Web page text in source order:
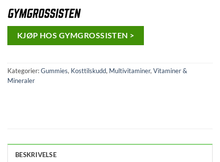
KJØP HOS GYMGROSSISTEN >
Kategorier:Gummies, Kosttilskudd, Multivitaminer,Vitaminer &
Mineraler
BESKRIVELSE